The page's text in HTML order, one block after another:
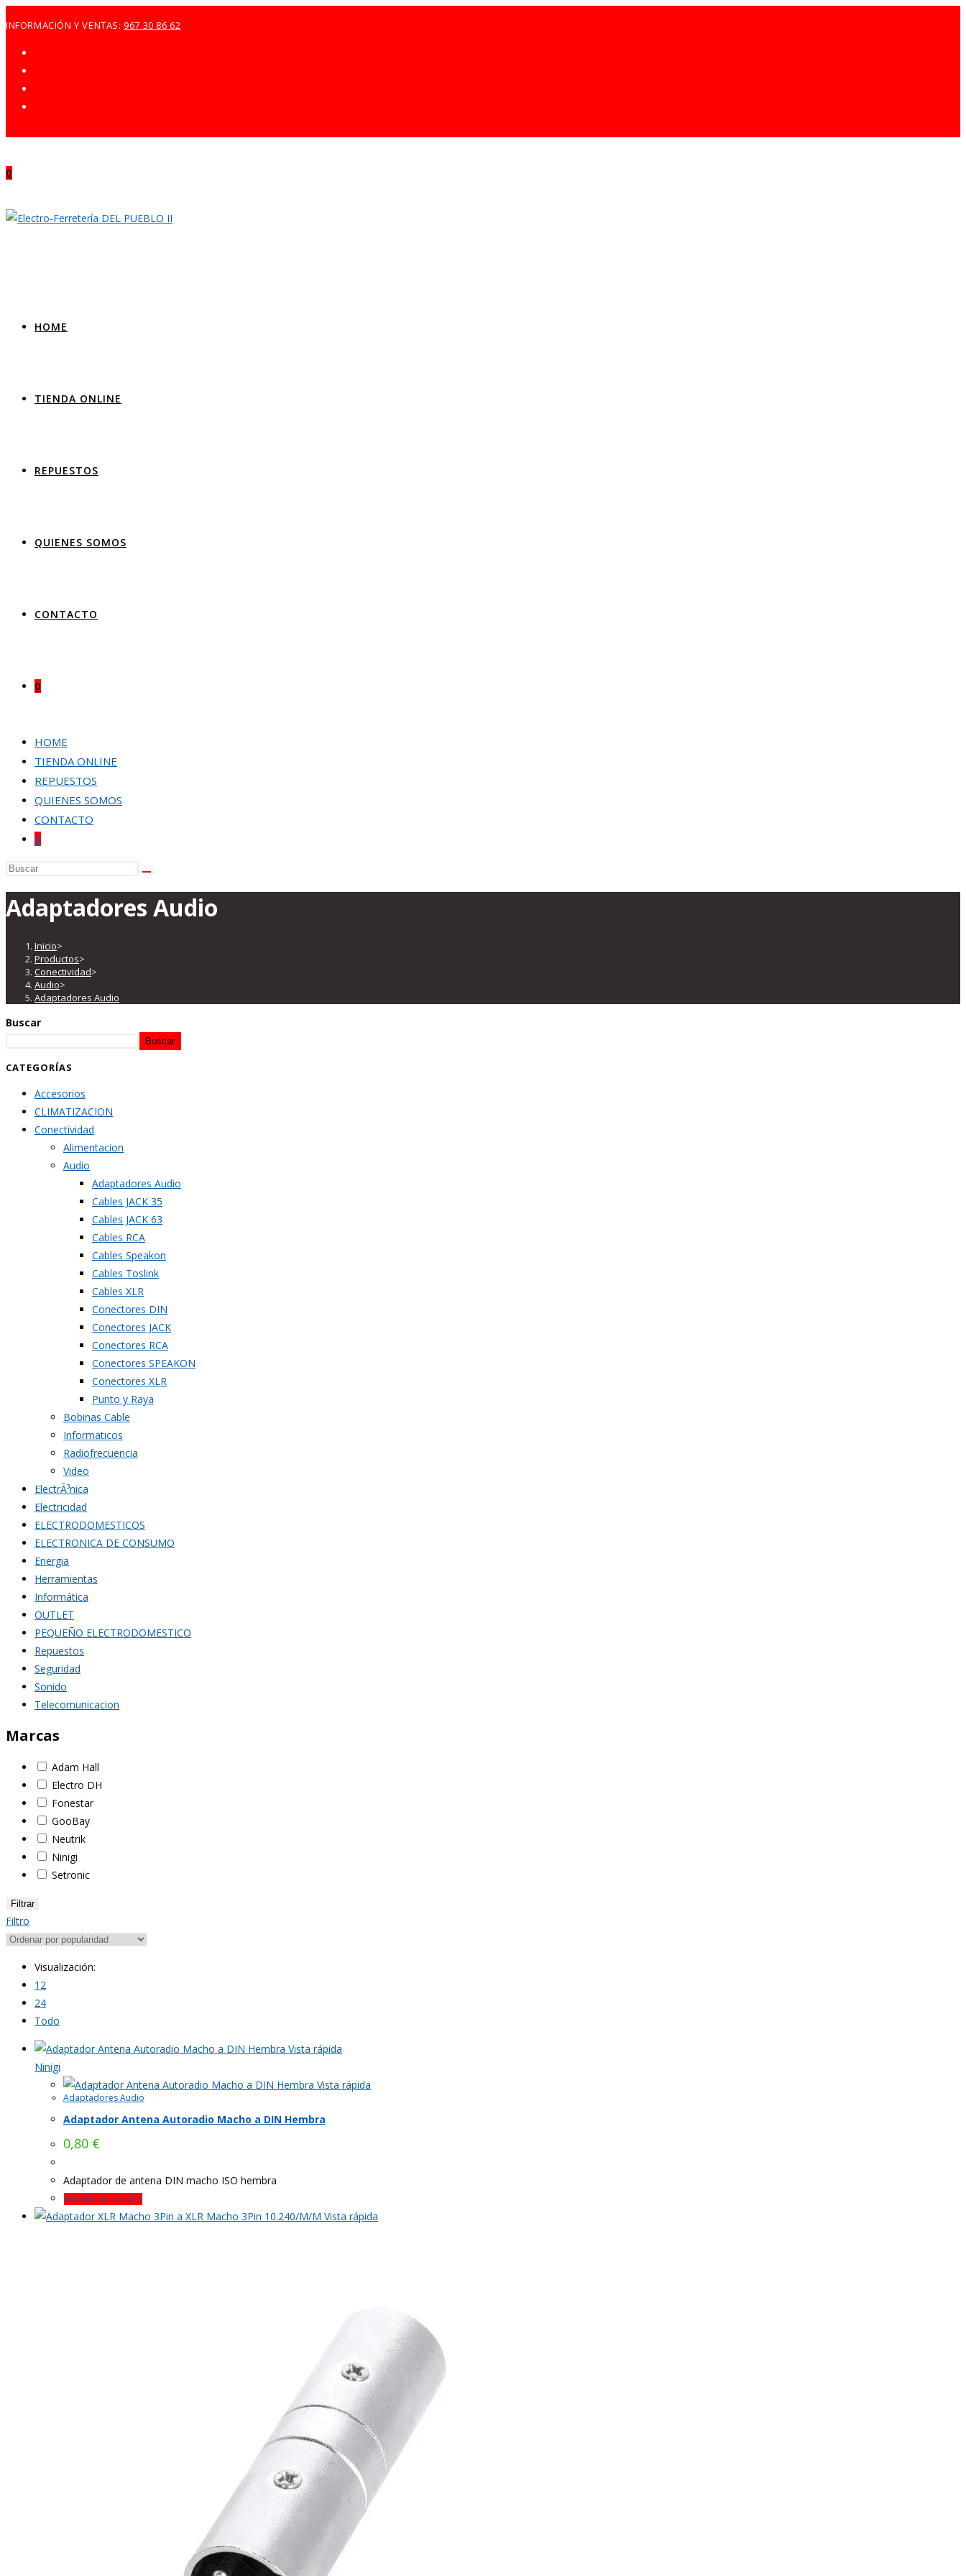
al
contenido
INFORMACIÓN Y VENTAS:967 30 86 62
0
HOME
TIENDA ONLINE
REPUESTOS
QUIENES SOMOS
CONTACTO
0
HOME
TIENDA ONLINE
REPUESTOS
QUIENES SOMOS
CONTACTO
0
Buscar
esta
web
Adaptadores Audio
Inicio>
Productos>
Conectividad>
Audio>
Adaptadores Audio
Buscar
Buscar
CATEGORÍAS
Accesorios
CLIMATIZACION
Conectividad
Alimentacion
Audio
Adaptadores Audio
Cables JACK 35
Cables JACK 63
Cables RCA
Cables Speakon
Cables Toslink
Cables XLR
Conectores DIN
Conectores JACK
Conectores RCA
Conectores SPEAKON
Conectores XLR
Punto y Raya
Bobinas Cable
Informaticos
Radiofrecuencia
Video
ElectrÃ³nica
Electricidad
ELECTRODOMESTICOS
ELECTRONICA DE CONSUMO
Energia
Herramientas
Informática
OUTLET
PEQUEÑO ELECTRODOMESTICO
Repuestos
Seguridad
Sonido
Telecomunicacion
Marcas
Adam Hall
Electro DH
Fonestar
GooBay
Neutrik
Ninigi
Setronic
Filtrar
Filtro
Visualización:
12
24
Todo
Vista rápida
Ninigi
Vista rápida
Adaptadores Audio
Adaptador Antena Autoradio Macho a DIN Hembra
0,80 €
Adaptador de antena DIN macho ISO hembra
Añadir al carrito
Vista rápida